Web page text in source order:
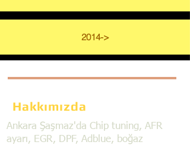
2014->
Hakkımızda
Ankara Şaşmaz'da Chip tuning, AFR
ayarı, EGR, DPF, Adblue, boğaz